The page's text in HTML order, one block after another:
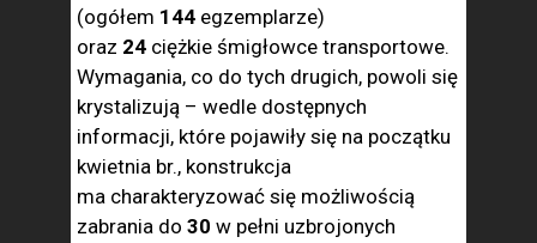
(ogółem 144 egzemplarze)
oraz 24 ciężkie śmigłowce transportowe.
Wymagania, co do tych drugich, powoli się
krystalizują – wedle dostępnych
informacji, które pojawiły się na początku
kwietnia br., konstrukcja
ma charakteryzować się możliwością
zabrania do 30 w pełni uzbrojonych